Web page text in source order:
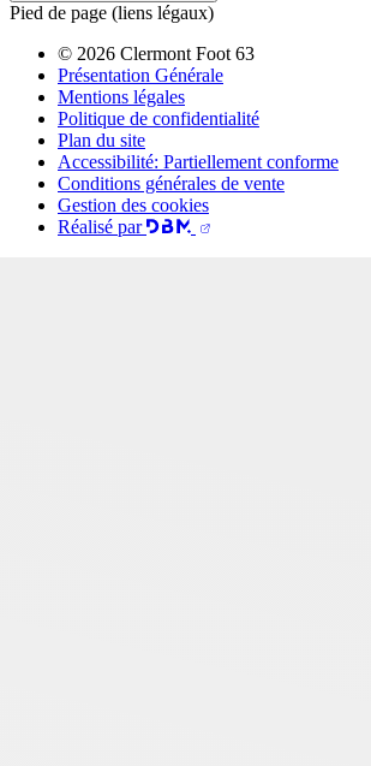
Pied de page (liens légaux)
© 2026 Clermont Foot 63
Présentation Générale
Mentions légales
Politique de confidentialité
Plan du site
Accessibilité: Partiellement conforme
Conditions générales de vente
Gestion des cookies
Réalisé par